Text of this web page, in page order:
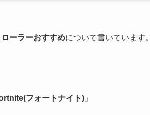
ーラーおすすめについて書いています。
フォートナイト) 」